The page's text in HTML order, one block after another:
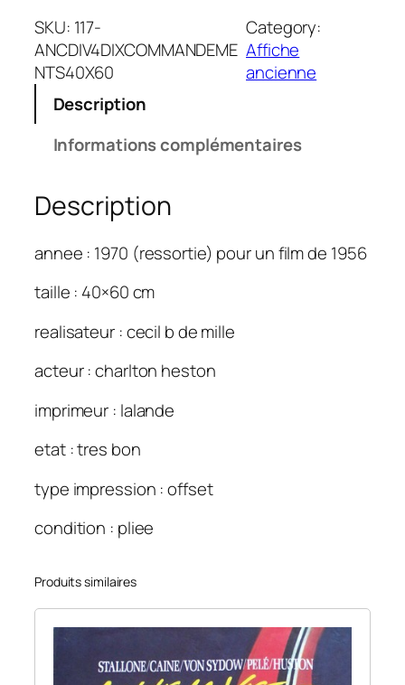
a
n
t
i
D
i
x
c
o
m
n
d
m
n
s
l
e
SKU: 117-
ANCDIV4DIXCOMMANDEME
NTS40X60
Category:
Affiche
ancienne
Description
Informations complémentaires
Description
annee : 1970 (ressortie) pour un film de 1956
taille : 40×60 cm
realisateur : cecil b de mille
acteur : charlton heston
imprimeur : lalande
etat : tres bon
type impression : offset
condition : pliee
Produits similaires